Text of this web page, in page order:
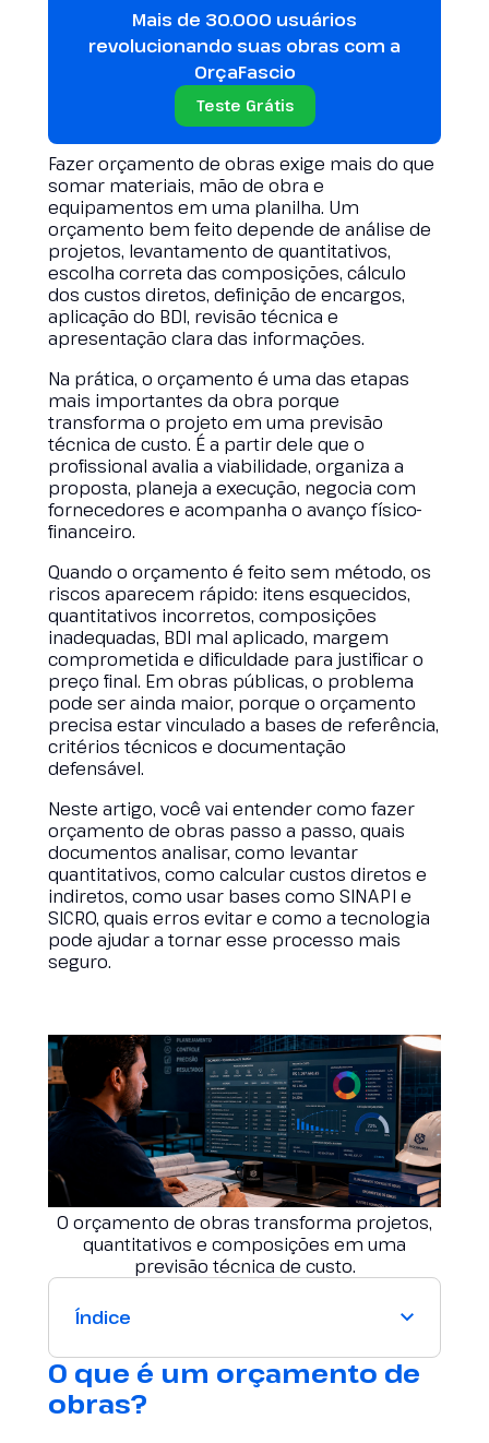
Mais de 30.000 usuários
revolucionando suas obras com a
OrçaFascio
Teste Grátis
Fazer orçamento de obras exige mais do que
somar materiais, mão de obra e
equipamentos em uma planilha. Um
orçamento bem feito depende de análise de
projetos, levantamento de quantitativos,
escolha correta das composições, cálculo
dos custos diretos, definição de encargos,
aplicação do BDI, revisão técnica e
apresentação clara das informações.
Na prática, o orçamento é uma das etapas
mais importantes da obra porque
transforma o projeto em uma previsão
técnica de custo. É a partir dele que o
profissional avalia a viabilidade, organiza a
proposta, planeja a execução, negocia com
fornecedores e acompanha o avanço físico-
financeiro.
Quando o orçamento é feito sem método, os
riscos aparecem rápido: itens esquecidos,
quantitativos incorretos, composições
inadequadas, BDI mal aplicado, margem
comprometida e dificuldade para justificar o
preço final. Em obras públicas, o problema
pode ser ainda maior, porque o orçamento
precisa estar vinculado a bases de referência,
critérios técnicos e documentação
defensável.
Neste artigo, você vai entender como fazer
orçamento de obras passo a passo, quais
documentos analisar, como levantar
quantitativos, como calcular custos diretos e
indiretos, como usar bases como SINAPI e
SICRO, quais erros evitar e como a tecnologia
pode ajudar a tornar esse processo mais
seguro.
O orçamento de obras transforma projetos,
quantitativos e composições em uma
previsão técnica de custo.
Índice
O que é um orçamento de
obras?